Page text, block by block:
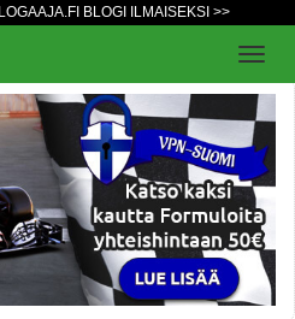
BLOGI ILMAISEKSI >>